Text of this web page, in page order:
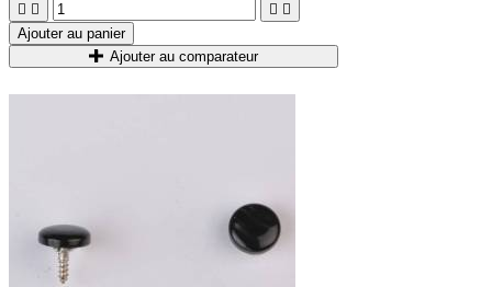
   
Ajouter au panier
Ajouter au comparateur